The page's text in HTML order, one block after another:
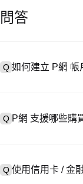
問答
Q 如何建立 P網 帳
Q P網 支援哪些購
易，提供客製化報
Q 使用信用卡 / 金